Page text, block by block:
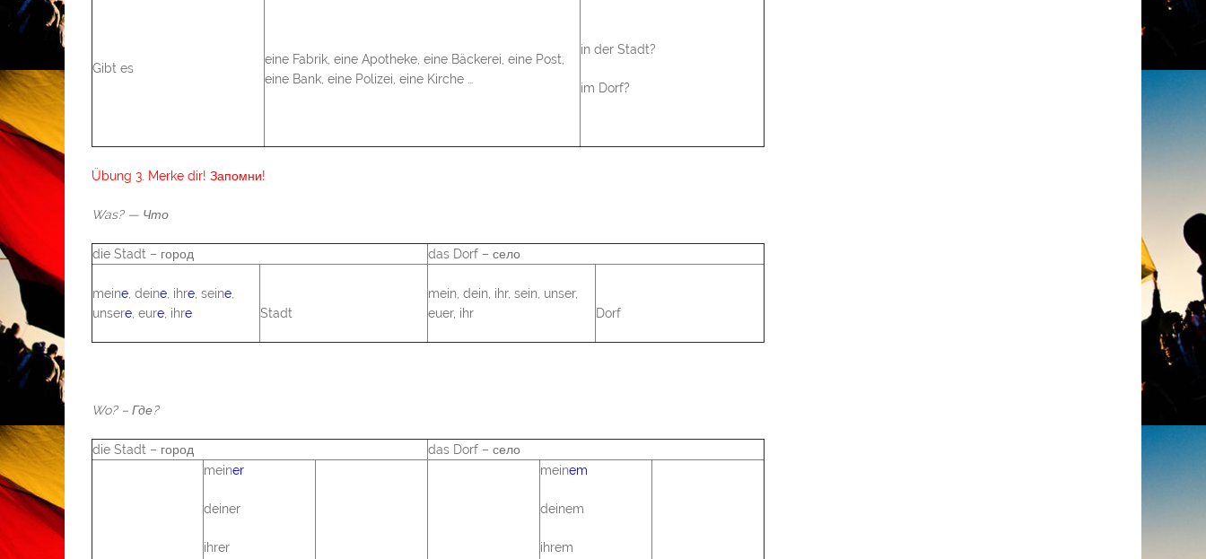
Gibt es
eine Fabrik, eine Apotheke, eine Bäckerei, eine Post,
eine Bank, eine Polizei, eine Kirche …
in der Stadt?
im Dorf?
Übung 3. Merke dir! Запомни!
Was? — Что
die Stadt – город das Dorf – село
meine , deine , ihre , seine
unsere , eure , ihre Stadt
mein, dein, ihr, sein, unser,
euer, ihr
Dorf
Wo? – Где?
die Stadt – город das Dorf – село
meiner
deiner
ihrer
meinem
deinem
ihrem